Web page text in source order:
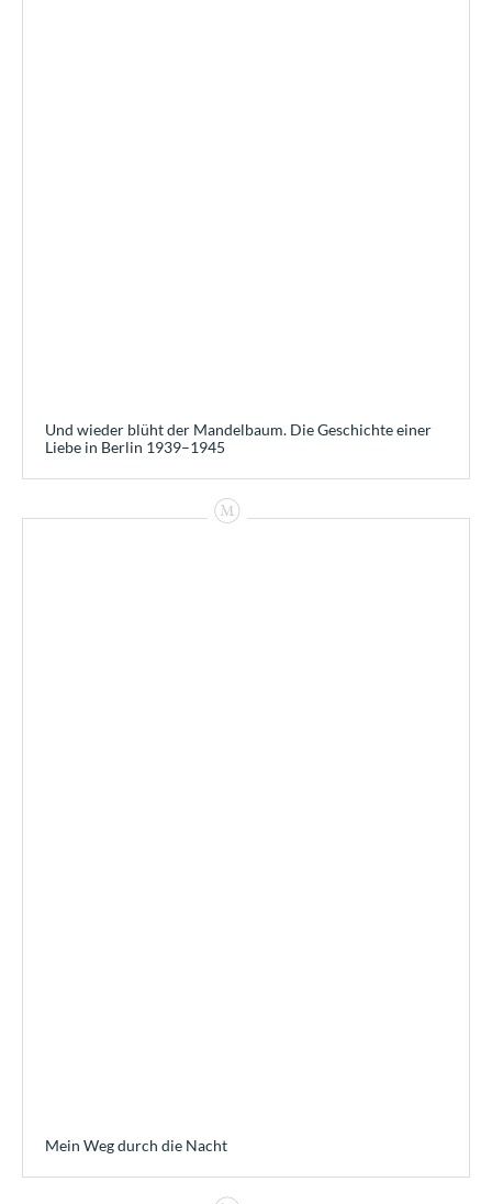
Und wieder blüht der Mandelbaum. Die Geschichte einer
Liebe in Berlin 1939–1945
Mein Weg durch die Nacht